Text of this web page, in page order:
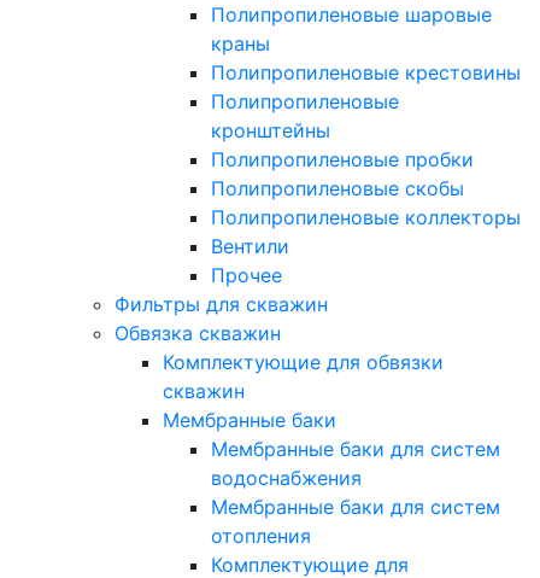
Полипропиленовые шаровые
краны
Полипропиленовые крестовины
Полипропиленовые
кронштейны
Полипропиленовые пробки
Полипропиленовые скобы
Полипропиленовые коллекторы
Вентили
Прочее
Фильтры для скважин
Обвязка скважин
Комплектующие для обвязки
скважин
Мембранные баки
Мембранные баки для систем
водоснабжения
Мембранные баки для систем
отопления
Комплектующие для